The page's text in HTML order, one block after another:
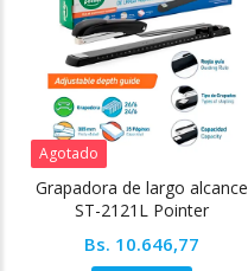
Agotado
Grapadora de largo alcance
ST-2121L Pointer
Bs. 10.646,77